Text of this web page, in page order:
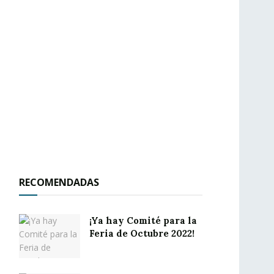
RECOMENDADAS
¡Ya hay Comité para la
Feria de Octubre 2022!